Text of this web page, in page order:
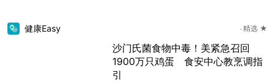
健康Easy 精选 ★
沙门氏菌食物中毒！美紧急召回
1900万只鸡蛋 食安中心教烹调指
引